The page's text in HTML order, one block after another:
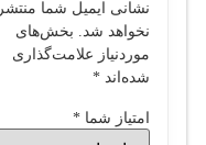
نشانی ایمیل شما منتشر
نخواهد شد. بخش‌های
موردنیاز علامت‌گذاری
شده‌اند *
امتیاز شما *